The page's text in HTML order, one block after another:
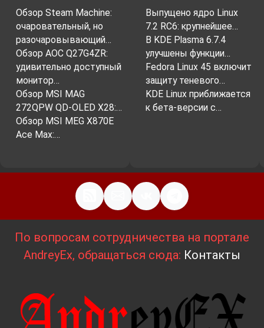
Обзор Steam Machine:
очаровательный, но
разочаровывающий…
Обзор AOC Q27G4ZR:
удивительно доступный
монитор…
Обзор MSI MAG
272QPW QD-OLED X28:…
Обзор MSI MEG X870E
Ace Max:…
Выпущено ядро Linux
7.2 RC6: крупнейшее…
В KDE Plasma 6.7.4
улучшены функции…
Fedora Linux 45 включит
защиту теневого…
KDE Linux приближается
к бета-версии с…
По вопросам сотрудничества на портале
AndreyEx, обращаться сюда: Контакты